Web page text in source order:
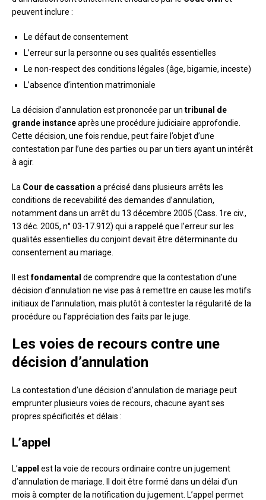
peuvent inclure :
Le défaut de consentement
L’erreur sur la personne ou ses qualités essentielles
Le non-respect des conditions légales (âge, bigamie, inceste)
L’absence d’intention matrimoniale
La décision d’annulation est prononcée par un tribunal de
grande instanceaprès une procédure judiciaire approfondie.
Cette décision, une fois rendue, peut faire l’objet d’une
contestation par l’une des parties ou par un tiers ayant un intérêt
à agir.
La Cour de cassation a précisé dans plusieurs arrêts les
conditions de recevabilité des demandes d’annulation,
notamment dans un arrêt du 13 décembre 2005 (Cass. 1re civ.,
13 déc. 2005, n° 03-17.912) qui a rappelé que l’erreur sur les
qualités essentielles du conjoint devait être déterminante du
consentement au mariage.
Il estfondamental de comprendre que la contestation d’une
décision d’annulation ne vise pas à remettre en cause les motifs
initiaux de l’annulation, mais plutôt à contester la régularité de la
procédure ou l’appréciation des faits par le juge.
Les voies de recours contre une
décision d’annulation
La contestation d’une décision d’annulation de mariage peut
emprunter plusieurs voies de recours, chacune ayant ses
propres spécificités et délais :
L’appel
L’appel est la voie de recours ordinaire contre un jugement
d’annulation de mariage. Il doit être formé dans un délai d’un
mois à compter de la notification du jugement. L’appel permet